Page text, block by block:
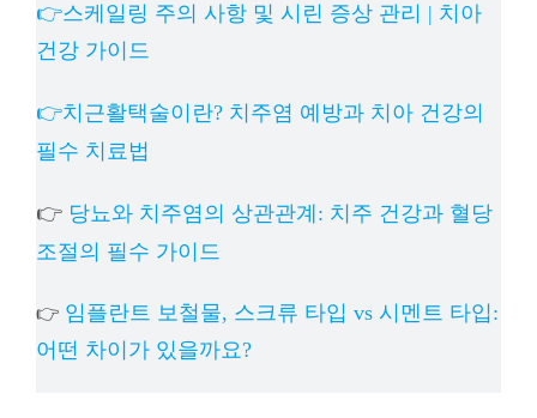
👉스케일링 주의 사항 및 시린 증상 관리 | 치아
건강 가이드
👉치근활택술이란? 치주염 예방과 치아 건강의
필수 치료법
👉 당뇨와 치주염의 상관관계: 치주 건강과 혈당
조절의 필수 가이드
👉 임플란트 보철물, 스크류 타입 vs 시멘트 타입:
어떤 차이가 있을까요?